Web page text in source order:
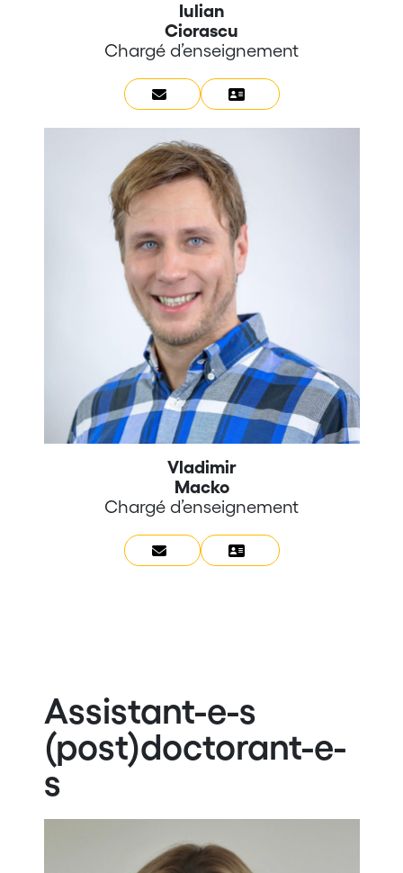
Iulian
Ciorascu
Chargé d’enseignement
Vladimir
Macko
Chargé d’enseignement
Assistant-e-s
(post)doctorant-e-
s